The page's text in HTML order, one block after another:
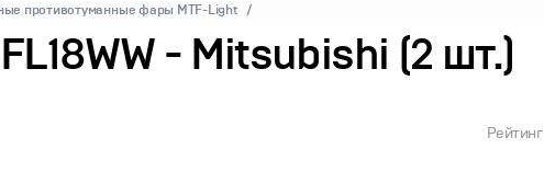
противотуманные фары MTF-Light
- Mitsubishi (2 шт.)
Рейтинг